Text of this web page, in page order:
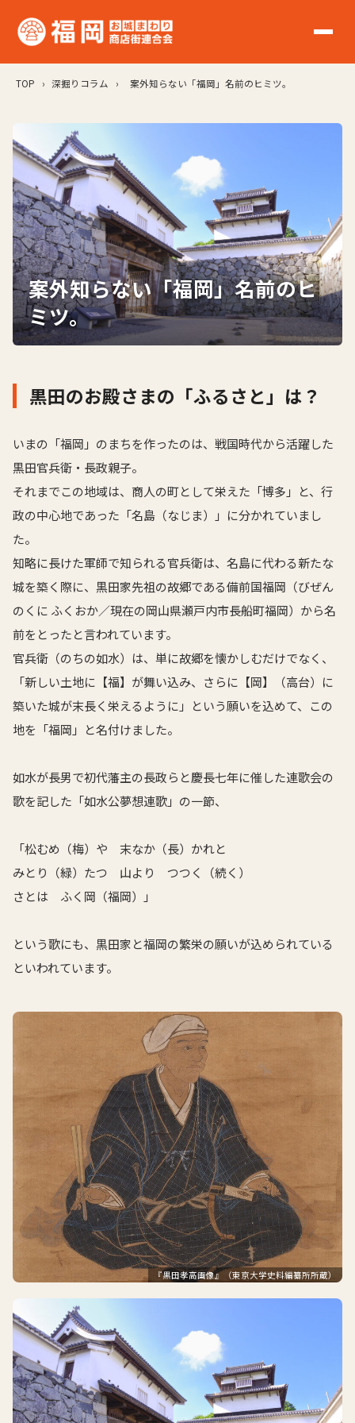
TOP › 深掘りコラム › 案外知らない「福岡」名前のヒミツ。
案外知らない「福岡」名前のヒ
ミツ。
黒田のお殿さまの「ふるさと」は？
いまの「福岡」のまちを作ったのは、戦国時代から活躍した
黒田官兵衛・長政親子。
それまでこの地域は、商人の町として栄えた「博多」と、行
政の中心地であった「名島（なじま）」に分かれていまし
た。
知略に長けた軍師で知られる官兵衛は、名島に代わる新たな
城を築く際に、黒田家先祖の故郷である備前国福岡（びぜん
のくに ふくおか／現在の岡山県瀬戸内市長船町福岡）から名
前をとったと言われています。
官兵衛（のちの如水）は、単に故郷を懐かしむだけでなく、
「新しい土地に【福】が舞い込み、さらに【岡】（高台）に
築いた城が末長く栄えるように」という願いを込めて、この
地を「福岡」と名付けました。
如水が長男で初代藩主の長政らと慶長七年に催した連歌会の
歌を記した「如水公夢想連歌」の一節、
「松むめ（梅）や 末なか（長）かれと
みとり（緑）たつ 山より つつく（続く）
さとは ふく岡（福岡）」
という歌にも、黒田家と福岡の繁栄の願いが込められている
といわれています。
『黒田孝高画像』（東京大学史料編纂所所蔵）